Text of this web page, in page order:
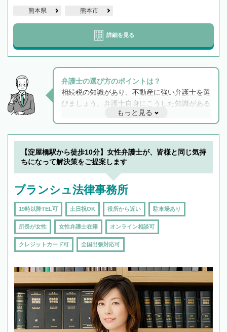
熊本県 熊本市
詳細を見る
弁護士の選び方のポイントは？
相続税の知識があり、不動産に強い弁護士を選
びましょう。弁護士自身にこうした知識がある
と他士業との連携もスムーズに進み、トラブル
解決のみならず相続をトータルで任せることが
できます。また、相続は感情がからむ分野なの
でフィーリングも重要です。実際に電話や面談
で複数の弁護士と会話をしてウマが合う方に依
もっと見る
【淀屋橋駅から徒歩10分】女性弁護士が、皆様と同じ気持
ちになって解決策をご提案します
ブランシュ法律事務所
19時以降TEL可 土日祝OK 役所から近い 駐車場あり
所長が女性 女性弁護士在籍 オンライン相談可
クレジットカード可 全国出張対応可